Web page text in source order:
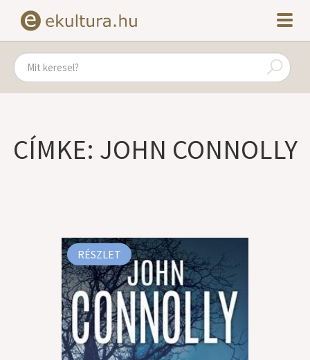
CÍMKE: JOHN CONNOLLY
RÉSZLET